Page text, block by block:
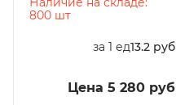
800 шт
за 1 ед13.2 руб
Цена 5 280 руб